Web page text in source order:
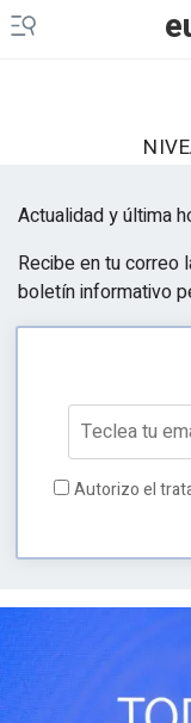
Actualidad y última
Recibe en tu correo
boletín informativo
Autorizo el